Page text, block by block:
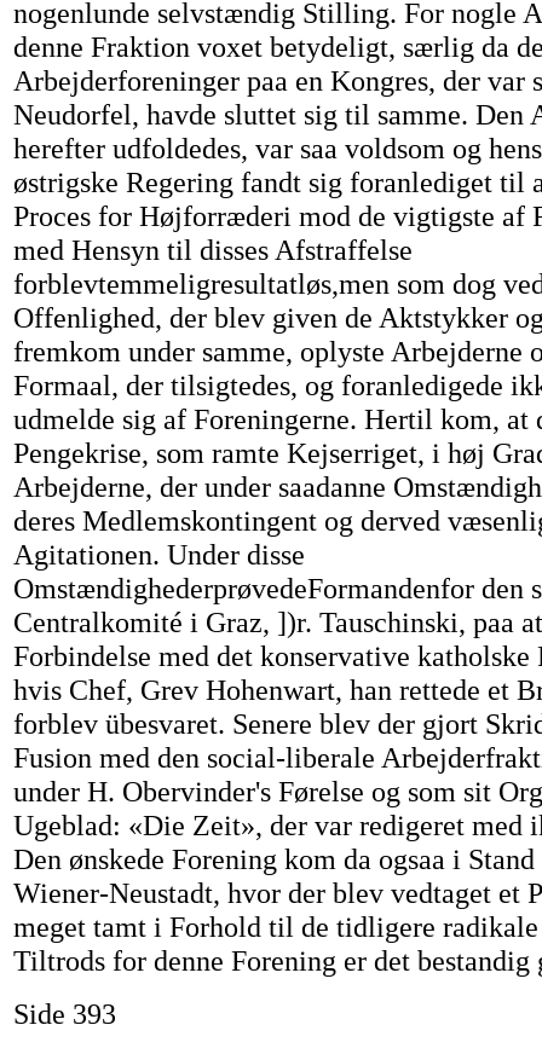
nogenlunde selvstændig Stilling. For nogle
denne Fraktion voxet betydeligt, særlig da
Arbejderforeninger paa en Kongres, der var
Neudorfel, havde sluttet sig til samme. Den
herefter udfoldedes, var saa voldsom og
østrigske Regering fandt sig foranlediget til
Proces for Højforræderi mod de vigtigste af
med Hensyn til disses Afstraffelse
forblevtemmeligresultatløs,men som dog
Offenlighed, der blev given de Aktstykker
fremkom under samme, oplyste Arbejderne
Formaal, der tilsigtedes, og foranledigede
udmelde sig af Foreningerne. Hertil kom, at
Pengekrise, som ramte Kejserriget, i høj
Arbejderne, der under saadanne
deres Medlemskontingent og derved
Agitationen. Under disse
OmstændighederprøvedeFormandenfor den
Centralkomité i Graz, ])r. Tauschinski, paa
Forbindelse med det konservative
hvis Chef, Grev Hohenwart, han rettede et
forblev übesvaret. Senere blev der gjort
Fusion med den social-liberale
under H. Obervinder's Førelse og som sit
Ugeblad: «Die Zeit», der var redigeret med
Den ønskede Forening kom da ogsaa i
Wiener-Neustadt, hvor der blev vedtaget et
meget tamt i Forhold til de tidligere
Tiltrods for denne Forening er det bestandig
Side 393